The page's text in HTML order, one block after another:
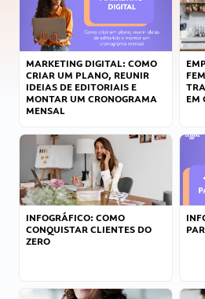
MARKETING DIGITAL: COMO
CRIAR UM PLANO, REUNIR
IDEIAS DE EDITORIAIS E
MONTAR UM CRONOGRAMA
MENSAL
EM
INFOGRÁFICO: COMO
CONQUISTAR CLIENTES DO
ZERO